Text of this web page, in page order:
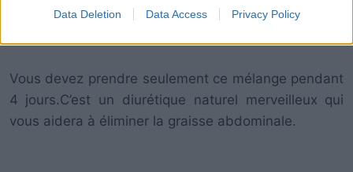
Data Deletion Data Access Privacy Policy
mélange très bénéfique pour éliminer l’excès de
Vous devez prendre seulement ce mélange pendant
4 jours.C’est un diurétique naturel merveilleux qui
vous aidera à éliminer la graisse abdominale.